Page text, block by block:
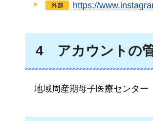
https://
4 アカウントの
地域周産期母子医療センター